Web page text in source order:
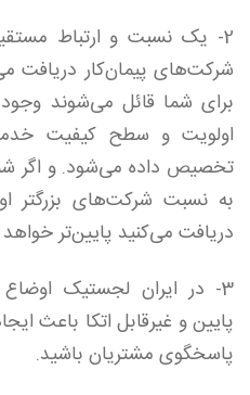
2- یک نسبت و ارتباط
شرکت‌های پیمان‌کار دریافت
برای شما قائل می‌شوند
اولویت و سطح کیفیت
تخصیص داده می‌شود. و اگر
به نسبت شرکت‌های بزرگتر
دریافت می‌کنید پایین‌تر
3- در ایران لجستیک
پایین و غیرقابل اتکا باعث
پاسخگوی مشتریان باشید.